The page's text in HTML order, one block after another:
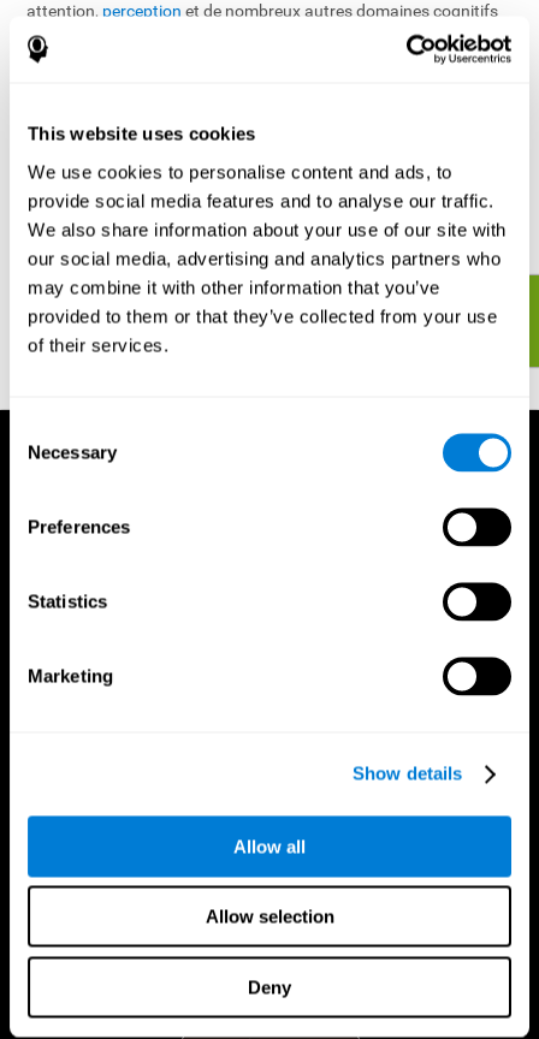
This website uses cookies
We use cookies to personalise content and ads, to
provide social media features and to analyse our traffic.
We also share information about your use of our site with
our social media, advertising and analytics partners who
may combine it with other information that you’ve
provided to them or that they’ve collected from your use
of their services.
Selection
Necessary
Preferences
Statistics
Marketing
Show details
Allow all
Allow selection
Deny
attention, perception et de nombreux autres domaines cognitifs
importants.
faire. Vous pouvez décider de vous entraîner ou de jouer avec
semaine vous pourrez observer de rapides améliorations de votre
santé cérébrale générale et vous pourrez faire un suivi de votre
évolution et mesurer vos progrès au fil du temps.
Commencez à évaluer et entraîner votre cerveau et vos
capacités cognitives maintenant !
App CogniFit